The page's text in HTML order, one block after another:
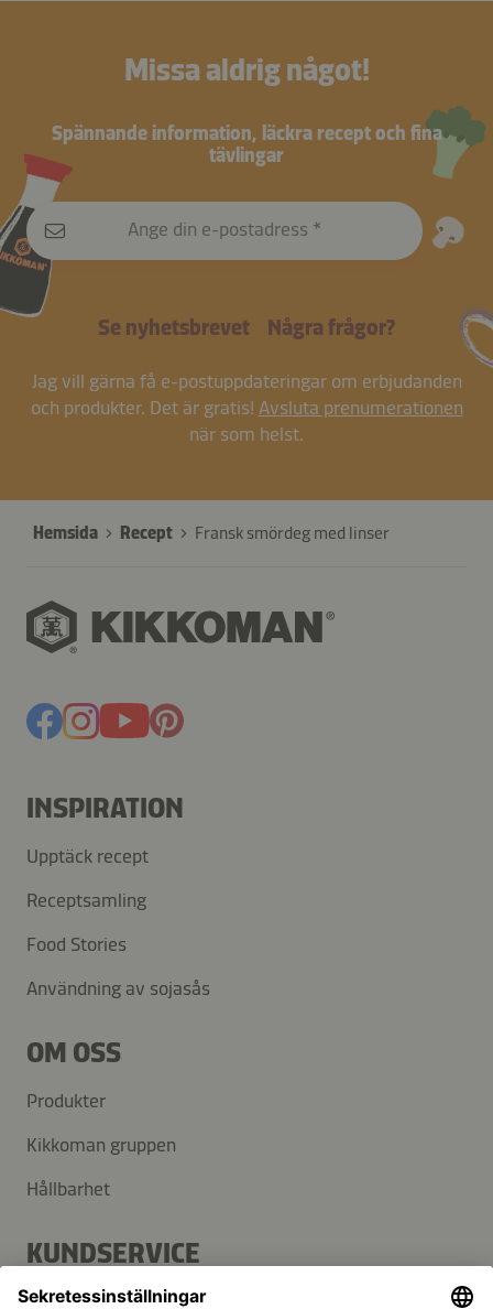
Missa aldrig något!
Spännande information, läckra recept och fina
tävlingar
Ange din e-postadress
Se nyhetsbrevet Några frågor?
Jag vill gärna få e-postuppdateringar om erbjudanden
och produkter. Det är gratis! Avsluta prenumerationen
när som helst.
Hemsida Recept Fransk smördeg med linser
INSPIRATION
Upptäck recept
Receptsamling
Food Stories
Användning av sojasås
OM OSS
Produkter
Kikkoman gruppen
Hållbarhet
KUNDSERVICE
FAQ